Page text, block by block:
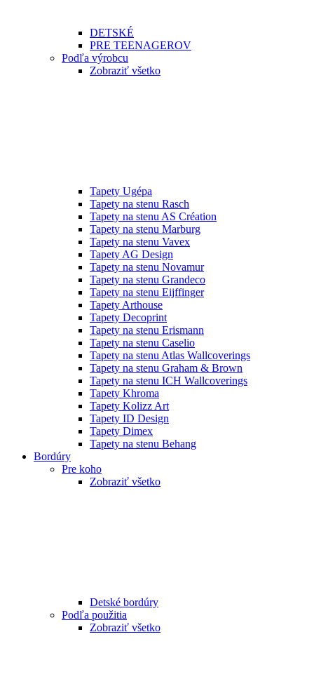
DETSKÉ
PRE TEENAGEROV
Podľa výrobcu
Zobraziť všetko
Tapety Ugépa
Tapety na stenu Rasch
Tapety na stenu AS Création
Tapety na stenu Marburg
Tapety na stenu Vavex
Tapety AG Design
Tapety na stenu Novamur
Tapety na stenu Grandeco
Tapety na stenu Eijffinger
Tapety Arthouse
Tapety Decoprint
Tapety na stenu Erismann
Tapety na stenu Caselio
Tapety na stenu Atlas Wallcoverings
Tapety na stenu Graham & Brown
Tapety na stenu ICH Wallcoverings
Tapety Khroma
Tapety Kolizz Art
Tapety ID Design
Tapety Dimex
Tapety na stenu Behang
Bordúry
Pre koho
Zobraziť všetko
Detské bordúry
Podľa použitia
Zobraziť všetko